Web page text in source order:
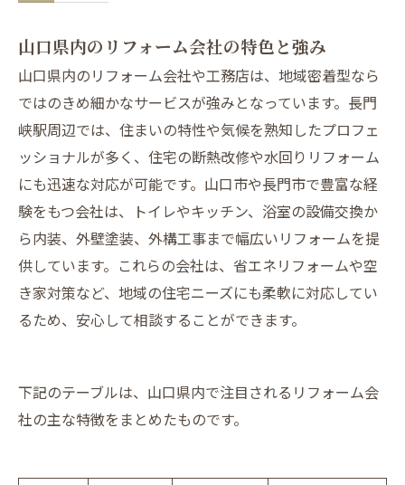
山口県内のリフォーム会社の特色と強み
山口県内のリフォーム会社や工務店は、地域密着型なら
ではのきめ細かなサービスが強みとなっています。長門
峡駅周辺では、住まいの特性や気候を熟知したプロフェ
ッショナルが多く、住宅の断熱改修や水回りリフォーム
にも迅速な対応が可能です。山口市や長門市で豊富な経
験をもつ会社は、トイレやキッチン、浴室の設備交換か
ら内装、外壁塗装、外構工事まで幅広いリフォームを提
供しています。これらの会社は、省エネリフォームや空
き家対策など、地域の住宅ニーズにも柔軟に対応してい
るため、安心して相談することができます。
下記のテーブルは、山口県内で注目されるリフォーム会
社の主な特徴をまとめたものです。